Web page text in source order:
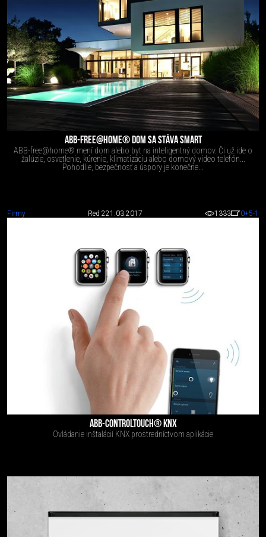
ABB-FREE@HOME® DOM SA STÁVA SMART
ABB-free@home® mení dom alebo byt na inteligentný domov. Či už ide o
žalúzie, osvetlenie, kúrenie, klimatizáciu alebo domový video telefón...
Pohodlie, bezpečnosť a úspory je konečne...
Firmy Red 221.03.2017 1333 0+5-1
ABB-CONTROLTOUCH® KNX
Ovládanie inštalácií KNX prostredníctvom aplikácie